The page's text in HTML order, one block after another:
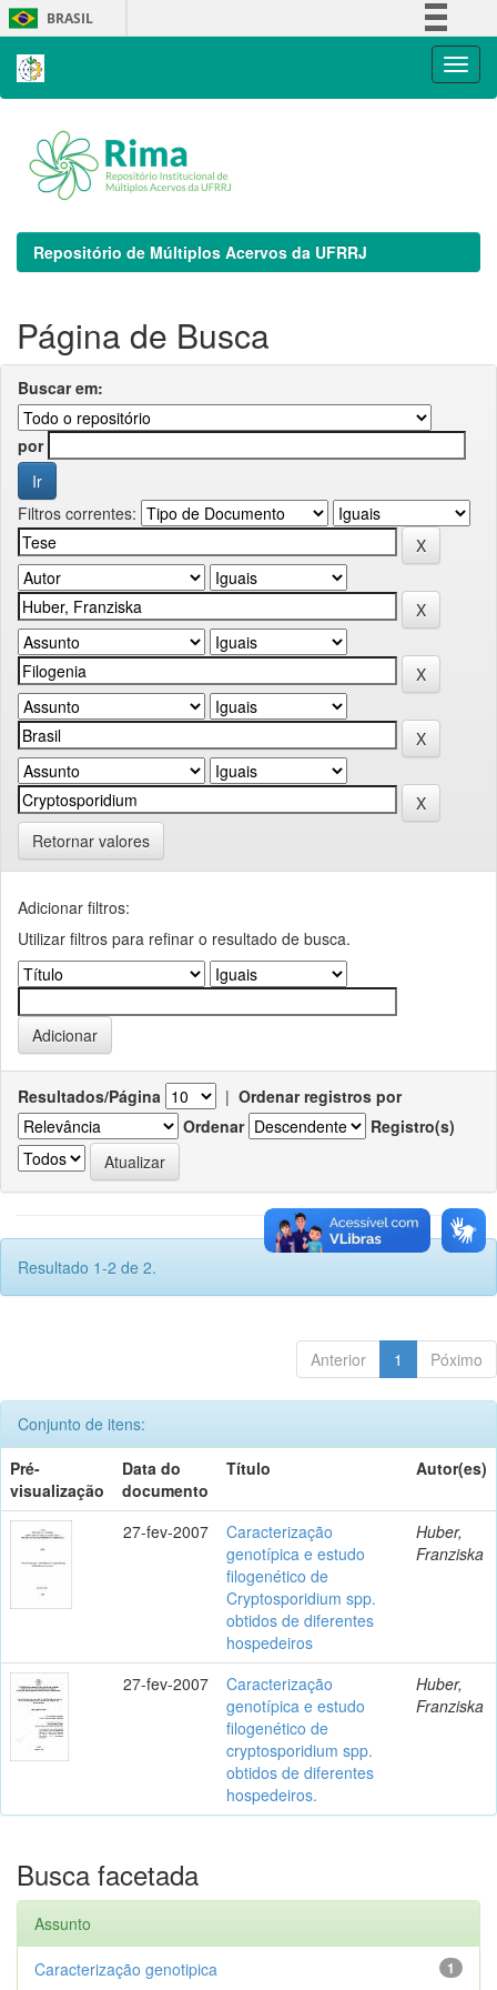
Skip
navigation
BRASIL
Repositório de Múltiplos Acervos da UFRRJ
Página de Busca
Buscar em:
por
Filtros correntes:
Retornar valores
Adicionar filtros:
Utilizar filtros para refinar o resultado de busca.
Resultados/Página | Ordenar registros por
Ordenar
Registro(s)
Resultado 1-2 de 2.
Anterior 1 Póximo
Conjunto de itens:
Pré-
visualização
Data do
documento
Título Autor(es)
27-fev-2007
Caracterização
genotípica e estudo
filogenético de
Cryptosporidium spp.
obtidos de diferentes
hospedeiros
Huber,
Franziska
27-fev-2007
Caracterização
genotípica e estudo
filogenético de
cryptosporidium spp.
obtidos de diferentes
hospedeiros.
Huber,
Franziska
Busca facetada
Assunto
1
Caracterização genotipica